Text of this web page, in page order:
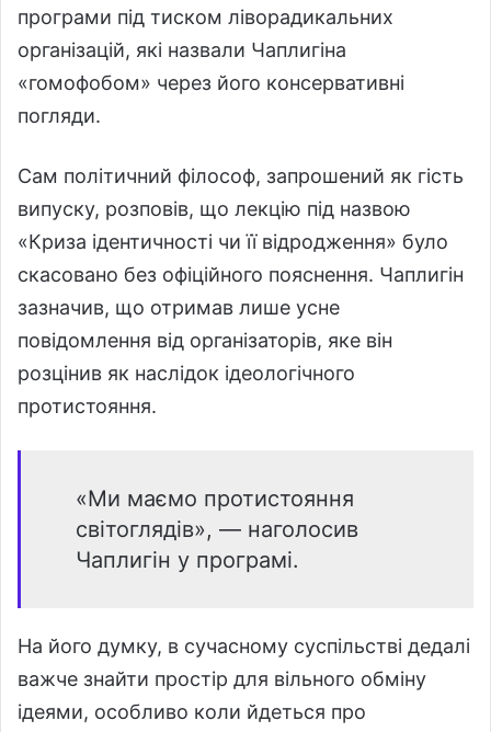
програми під тиском ліворадикальних
організацій, які назвали Чаплигіна
«гомофобом» через його консервативні
погляди.
Сам політичний філософ, запрошений як гість
випуску, розповів, що лекцію під назвою
«Криза ідентичності чи її відродження» було
скасовано без офіційного пояснення. Чаплигін
зазначив, що отримав лише усне
повідомлення від організаторів, яке він
розцінив як наслідок ідеологічного
протистояння.
«Ми маємо протистояння
світоглядів», — наголосив
Чаплигін у програмі.
На його думку, в сучасному суспільстві дедалі
важче знайти простір для вільного обміну
ідеями, особливо коли йдеться про